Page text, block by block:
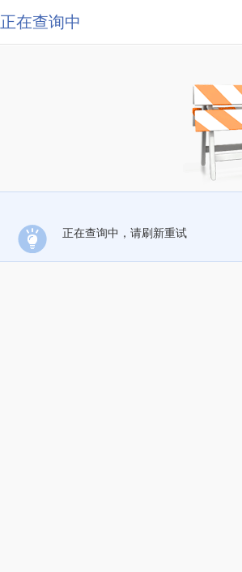
正在查询中
正在查询中，请刷新重试